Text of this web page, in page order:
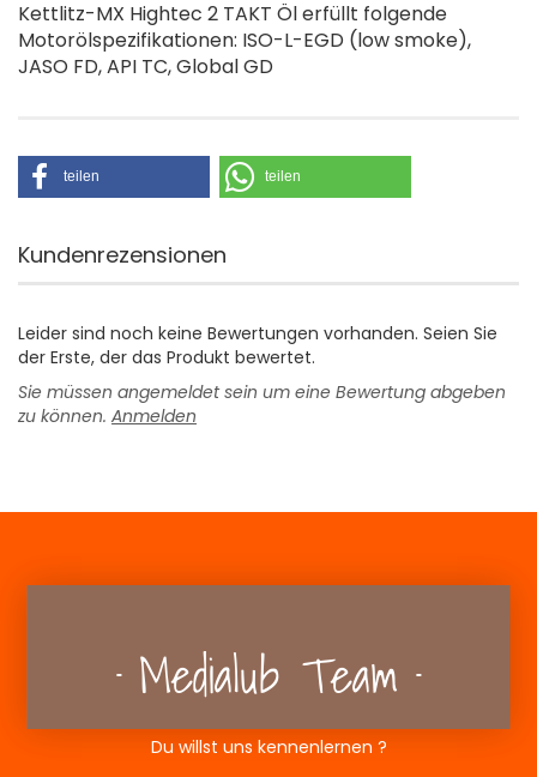
Kettlitz-MX Hightec 2 TAKT Öl erfüllt folgende
Motorölspezifikationen: ISO-L-EGD (low smoke),
JASO FD, API TC, Global GD
teilen teilen
Kundenrezensionen
Leider sind noch keine Bewertungen vorhanden. Seien Sie
der Erste, der das Produkt bewertet.
Sie müssen angemeldet sein um eine Bewertung abgeben
zu können. Anmelden
Medialub Team
Du willst uns kennenlernen ?